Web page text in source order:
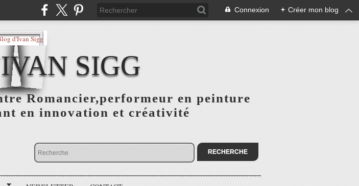
Connexion + Créer mon blog
SIGG
Romancier,performeur en peinture
en innovation et créativité